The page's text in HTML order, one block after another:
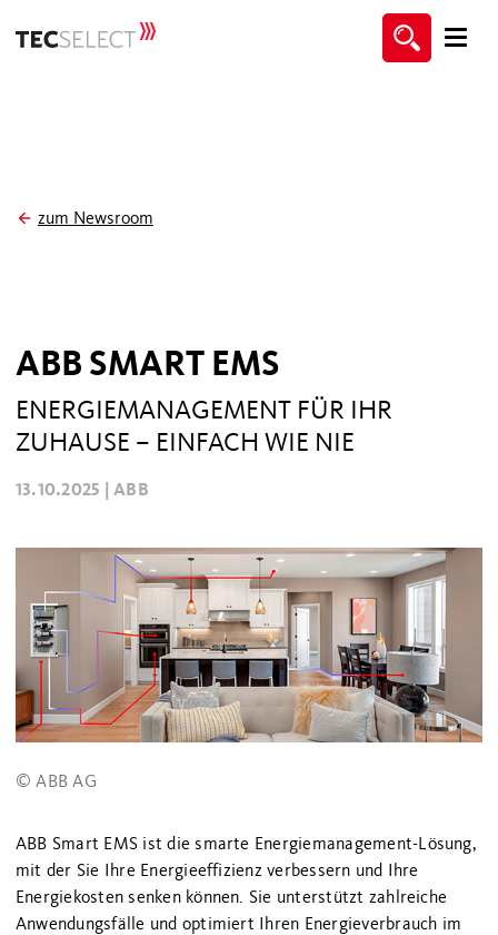
zum Newsroom
ABB SMART EMS
ENERGIEMANAGEMENT FÜR IHR
ZUHAUSE – EINFACH WIE NIE
13.10.2025 |ABB
© ABB AG
ABB Smart EMS ist die smarte Energiemanagement-Lösung,
mit der Sie Ihre Energieeffizienz verbessern und Ihre
Energiekosten senken können. Sie unterstützt zahlreiche
Anwendungsfälle und optimiert Ihren Energieverbrauch im